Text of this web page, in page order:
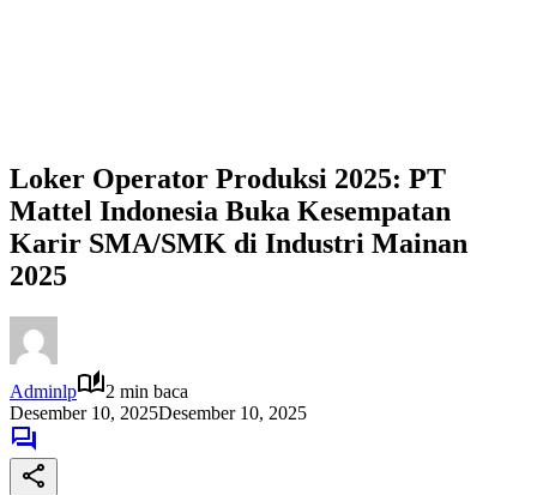
Loker Operator Produksi 2025: PT
Mattel Indonesia Buka Kesempatan
Karir SMA/SMK di Industri Mainan
2025
Adminlp
2 min baca
Desember 10, 2025Desember 10, 2025